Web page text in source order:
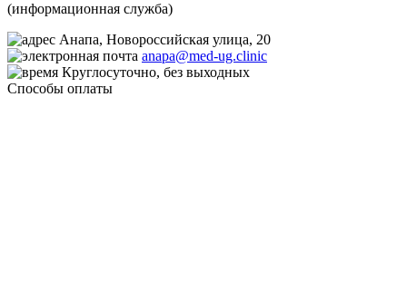
(информационная служба)
Анапа, Новороссийская улица, 20
anapa@med-ug.clinic
Круглосуточно, без выходных
Способы оплаты